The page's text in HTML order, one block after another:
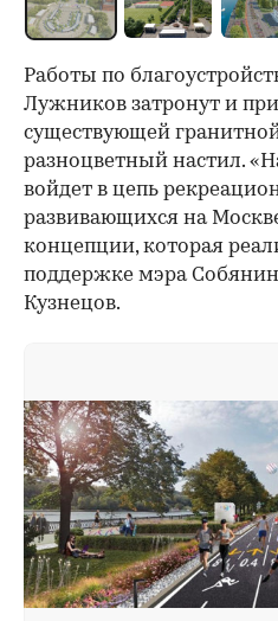
Работы по
Лужников затронут и
существующей
разноцветный настил.
войдет в цепь
развивающихся на
концепции, которая
поддержке мэра
Кузнецов.